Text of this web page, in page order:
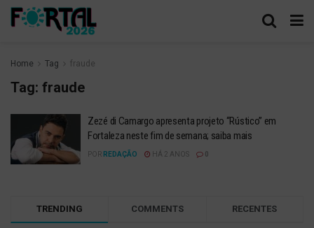
Home Tag fraude
Tag: fraude
Zezé di Camargo apresenta projeto “Rústico” em
Fortaleza neste fim de semana; saiba mais
POR REDAÇÃO HÁ 2 ANOS
TRENDING COMMENTS RECENTES